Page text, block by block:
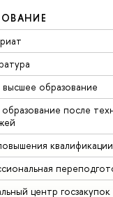
образование
после
квалификации
центр госзакупок